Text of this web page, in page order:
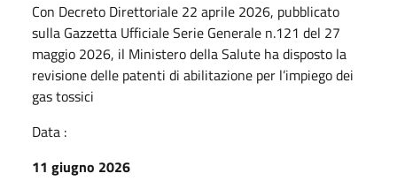
Con Decreto Direttoriale 22 aprile 2026, pubblicato
sulla Gazzetta Ufficiale Serie Generale n.121 del 27
maggio 2026, il Ministero della Salute ha disposto la
revisione delle patenti di abilitazione per l’impiego dei
gas tossici
Data :
11 giugno 2026